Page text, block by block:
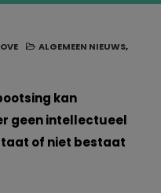
ALGEMEEN NIEUWS,
kan
geen intellectueel
of niet bestaat